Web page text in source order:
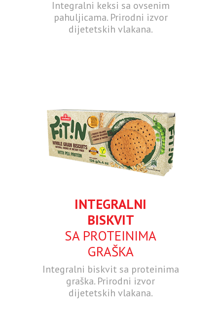
Integralni keksi sa ovsenim
pahuljicama. Prirodni izvor
dijetetskih vlakana.
INTEGRALNI
BISKVIT
SA PROTEINIMA
GRAŠKA
Integralni biskvit sa proteinima
graška. Prirodni izvor
dijetetskih vlakana.